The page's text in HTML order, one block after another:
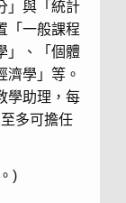
」與「統計
「一般課程
」、「個體
濟學」等。
學助理，每
多可擔任
。)